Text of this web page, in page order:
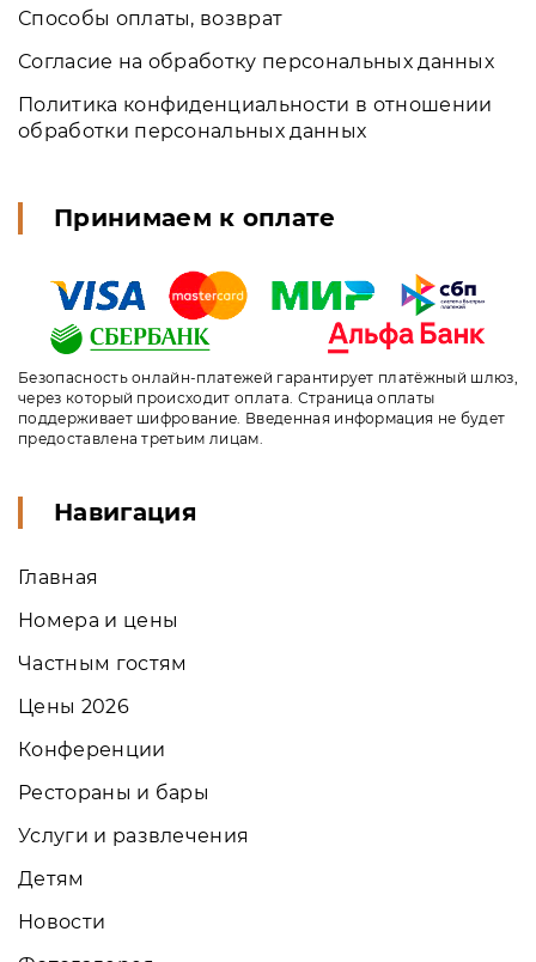
Способы оплаты, возврат
Согласие на обработку персональных данных
Политика конфиденциальности в отношении
обработки персональных данных
Принимаем к оплате
Безопасность онлайн-платежей гарантирует платёжный шлюз,
через который происходит оплата. Страница оплаты
поддерживает шифрование. Введенная информация не будет
предоставлена третьим лицам.
Навигация
Главная
Номера и цены
Частным гостям
Цены 2026
Конференции
Рестораны и бары
Услуги и развлечения
Детям
Новости